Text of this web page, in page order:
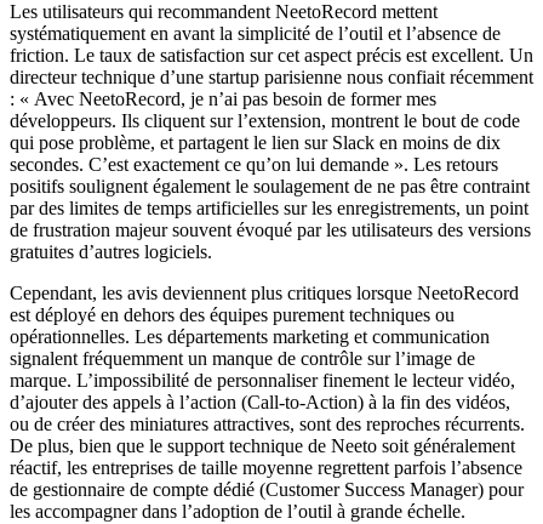
Les utilisateurs qui recommandent NeetoRecord mettent
systématiquement en avant la simplicité de l’outil et l’absence de
friction. Le taux de satisfaction sur cet aspect précis est excellent. Un
directeur technique d’une startup parisienne nous confiait récemment
: « Avec NeetoRecord, je n’ai pas besoin de former mes
développeurs. Ils cliquent sur l’extension, montrent le bout de code
qui pose problème, et partagent le lien sur Slack en moins de dix
secondes. C’est exactement ce qu’on lui demande ». Les retours
positifs soulignent également le soulagement de ne pas être contraint
par des limites de temps artificielles sur les enregistrements, un point
de frustration majeur souvent évoqué par les utilisateurs des versions
gratuites d’autres logiciels.
Cependant, les avis deviennent plus critiques lorsque NeetoRecord
est déployé en dehors des équipes purement techniques ou
opérationnelles. Les départements marketing et communication
signalent fréquemment un manque de contrôle sur l’image de
marque. L’impossibilité de personnaliser finement le lecteur vidéo,
d’ajouter des appels à l’action (Call-to-Action) à la fin des vidéos,
ou de créer des miniatures attractives, sont des reproches récurrents.
De plus, bien que le support technique de Neeto soit généralement
réactif, les entreprises de taille moyenne regrettent parfois l’absence
de gestionnaire de compte dédié (Customer Success Manager) pour
les accompagner dans l’adoption de l’outil à grande échelle.